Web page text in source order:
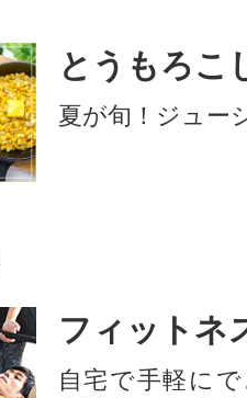
米の風味豊かな味
とうもろこ
夏が旬！ジュー
フィットネ
自宅で手軽に